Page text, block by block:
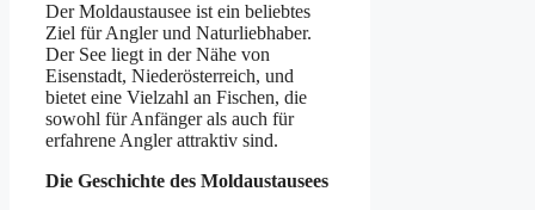
Der Moldaustausee ist ein beliebtes
Ziel für Angler und Naturliebhaber.
Der See liegt in der Nähe von
Eisenstadt, Niederösterreich, und
bietet eine Vielzahl an Fischen, die
sowohl für Anfänger als auch für
erfahrene Angler attraktiv sind.
Die Geschichte des Moldaustausees